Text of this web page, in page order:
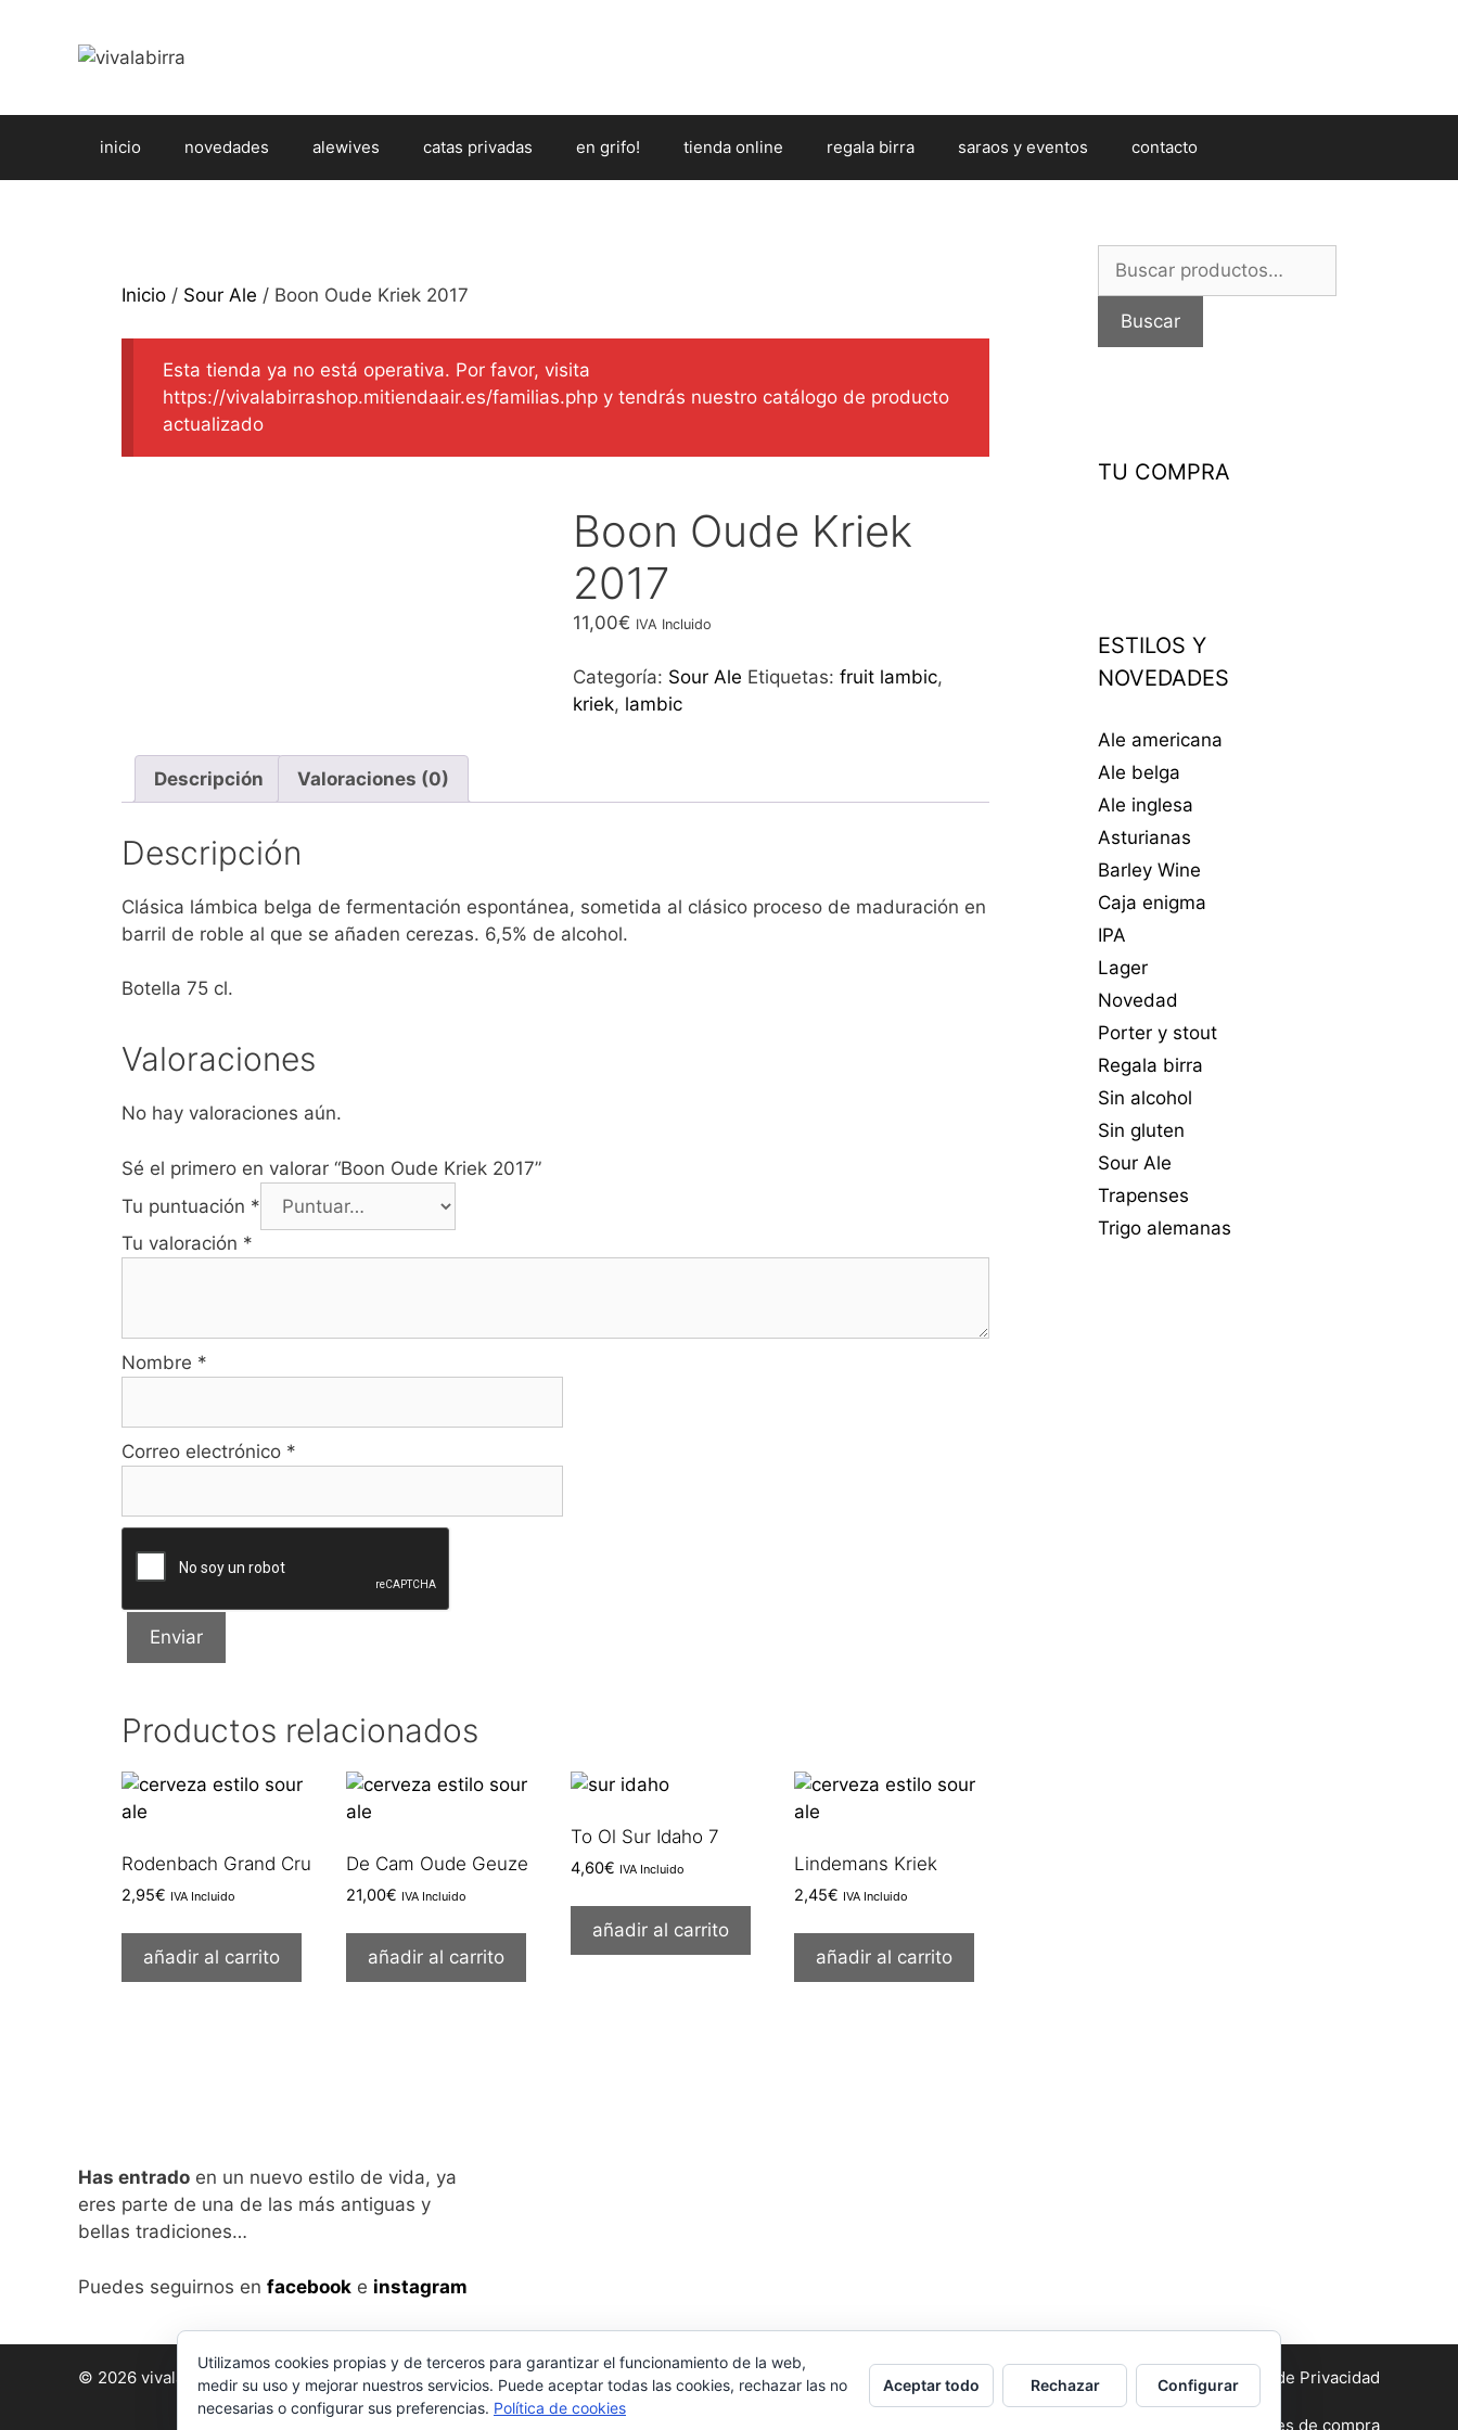
contenido
inicio novedades alewives catas privadas en grifo! tienda online regala birra saraos y eventos contacto
Inicio / Sour Ale / Boon Oude Kriek 2017
Esta tienda ya no está operativa. Por favor, visita
https://vivalabirrashop.mitiendaair.es/familias.php y tendrás nuestro catálogo de producto
actualizado
Boon Oude Kriek
2017
11,00€ IVA Incluido
Categoría: Sour Ale Etiquetas: fruit lambic,
kriek, lambic
Descripción Valoraciones (0)
Descripción
Clásica lámbica belga de fermentación espontánea, sometida al clásico proceso de maduración en
barril de roble al que se añaden cerezas. 6,5% de alcohol.
Botella 75 cl.
Valoraciones
No hay valoraciones aún.
Sé el primero en valorar “Boon Oude Kriek 2017”
Tu puntuación *
Tu valoración *
Nombre *
Correo electrónico *
Productos relacionados
Rodenbach Grand Cru
2,95€ IVA Incluido
añadir al carrito
De Cam Oude Geuze
21,00€ IVA Incluido
añadir al carrito
To Ol Sur Idaho 7
4,60€ IVA Incluido
añadir al carrito
Lindemans Kriek
2,45€ IVA Incluido
añadir al carrito
por:
Buscar
TU COMPRA
ESTILOS Y
NOVEDADES
Ale americana
Ale belga
Ale inglesa
Asturianas
Barley Wine
Caja enigma
IPA
Lager
Novedad
Porter y stout
Regala birra
Sin alcohol
Sin gluten
Sour Ale
Trapenses
Trigo alemanas
Has entrado en un nuevo estilo de vida, ya
eres parte de una de las más antiguas y
bellas tradiciones…
Puedes seguirnos en facebook e instagram
Aviso legal y Política de Privacidad
Condiciones generales de compra
© 2026 vivalabirra • Creado con GeneratePress
Utilizamos cookies propias y de terceros para garantizar el funcionamiento de la web,
medir su uso y mejorar nuestros servicios. Puede aceptar todas las cookies, rechazar las no
necesarias o configurar sus preferencias. Política de cookies
Aceptar todo Rechazar Configurar